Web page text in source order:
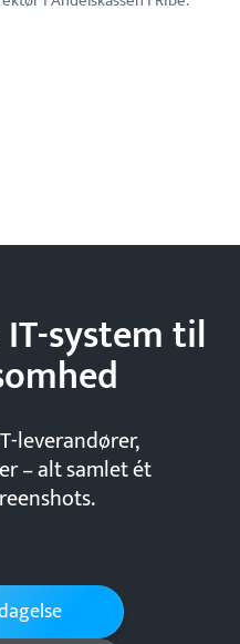
system til
leverandører,
– alt samlet ét